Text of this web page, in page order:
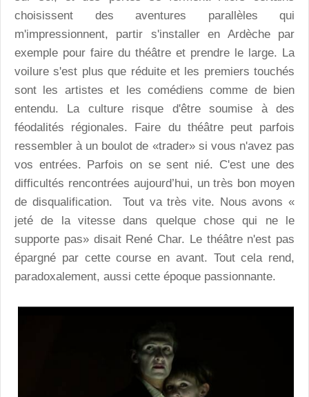
choisissent des aventures parallèles qui
m'impressionnent, partir s'installer en Ardèche par
exemple pour faire du théâtre et prendre le large. La
voilure s'est plus que réduite et les premiers touchés
sont les artistes et les comédiens comme de bien
entendu. La culture risque d'être soumise à des
féodalités régionales. Faire du théâtre peut parfois
ressembler à un boulot de «trader» si vous n'avez pas
vos entrées. Parfois on se sent nié. C'est une des
difficultés rencontrées aujourd’hui, un très bon moyen
de disqualification. Tout va très vite. Nous avons «
jeté de la vitesse dans quelque chose qui ne le
supporte pas» disait René Char. Le théâtre n'est pas
épargné par cette course en avant. Tout cela rend,
paradoxalement, aussi cette époque passionnante.